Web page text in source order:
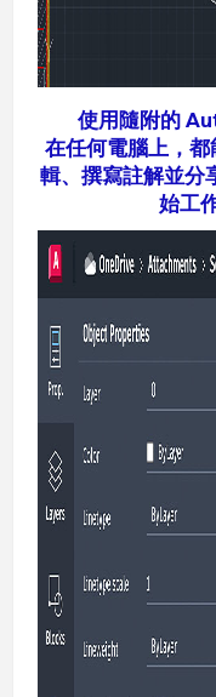
使用隨附的
在任何電腦上，
輯、撰寫註解並分
始工